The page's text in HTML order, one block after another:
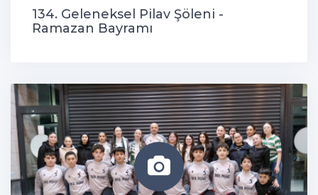
134. Geleneksel Pilav Şöleni -
Ramazan Bayramı